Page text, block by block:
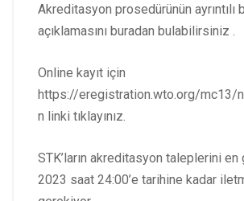
Akreditasyon prosedürünün ayrıntılı
açıklamasını buradan bulabilirsiniz .
Online kayıt için
https://eregistration.wto.org/mc13/
n linki tıklayınız.
STK’ların akreditasyon taleplerini en
2023 saat 24:00’e tarihine kadar